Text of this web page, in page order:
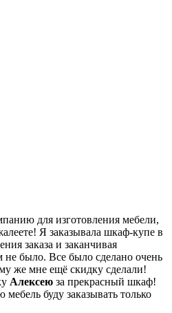
для изготовления мебели,
Я заказывала шкаф-купе в
заказа и заканчивая
было. Все было сделано очень
же мне ещё скидку сделали!
Алексею за прекрасный шкаф!
буду заказывать только